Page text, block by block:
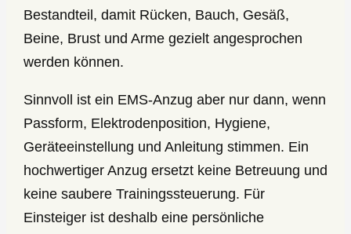
Bestandteil, damit Rücken, Bauch, Gesäß,
Beine, Brust und Arme gezielt angesprochen
werden können.
Sinnvoll ist ein EMS-Anzug aber nur dann, wenn
Passform, Elektrodenposition, Hygiene,
Geräteeinstellung und Anleitung stimmen. Ein
hochwertiger Anzug ersetzt keine Betreuung und
keine saubere Trainingssteuerung. Für
Einsteiger ist deshalb eine persönliche